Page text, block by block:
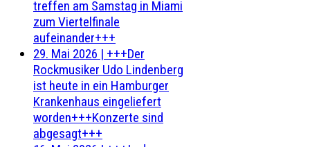
treffen am Samstag in Miami
zum Viertelfinale
aufeinander+++
29. Mai 2026 | +++Der
Rockmusiker Udo Lindenberg
ist heute in ein Hamburger
Krankenhaus eingeliefert
worden+++Konzerte sind
abgesagt+++